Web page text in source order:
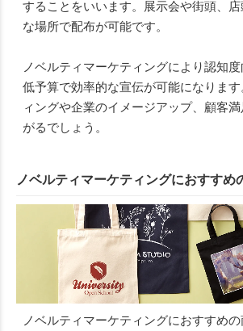
することをいいます。展示会や街頭、
な場所で配布が可能です。
ノベルティマーケティングにより認知度
低予算で効率的な宣伝が可能になりま
ィングや企業のイメージアップ、顧客
がるでしょう。
ノベルティマーケティングにおすすめ
ノベルティマーケティングにおすすめ